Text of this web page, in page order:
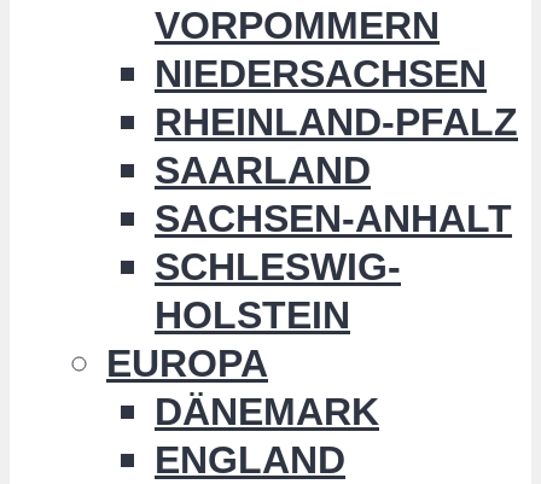
VORPOMMERN
NIEDERSACHSEN
RHEINLAND-PFALZ
SAARLAND
SACHSEN-ANHALT
SCHLESWIG-
HOLSTEIN
EUROPA
DÄNEMARK
ENGLAND